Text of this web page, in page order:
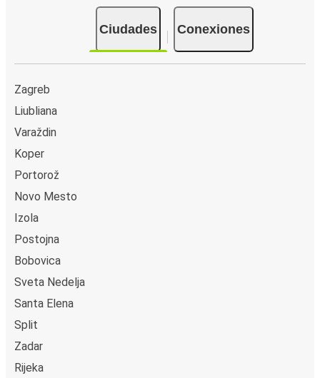
Ciudades Conexiones
Zagreb
Liubliana
Varaždin
Koper
Portorož
Novo Mesto
Izola
Postojna
Bobovica
Sveta Nedelja
Santa Elena
Split
Zadar
Rijeka